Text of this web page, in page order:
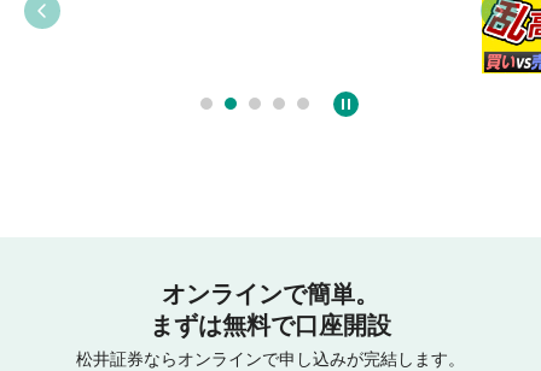
オンラインで簡単。
まずは無料で口座開設
松井証券ならオンラインで申し込みが完結します。